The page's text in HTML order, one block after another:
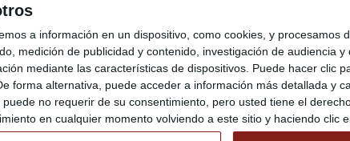
a información en un dispositivo, como cookies, y
medición de publicidad y contenido, investigación de audiencia y
mediante las características de dispositivos. Puede hacer
forma alternativa, puede acceder a información más detallada y
no requerir de su consentimiento, pero usted tiene el
en cualquier momento volviendo a este sitio y haciendo clic